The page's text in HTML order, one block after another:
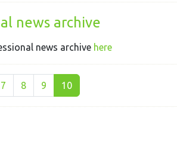
news archive
news archive here
7 8 9 10